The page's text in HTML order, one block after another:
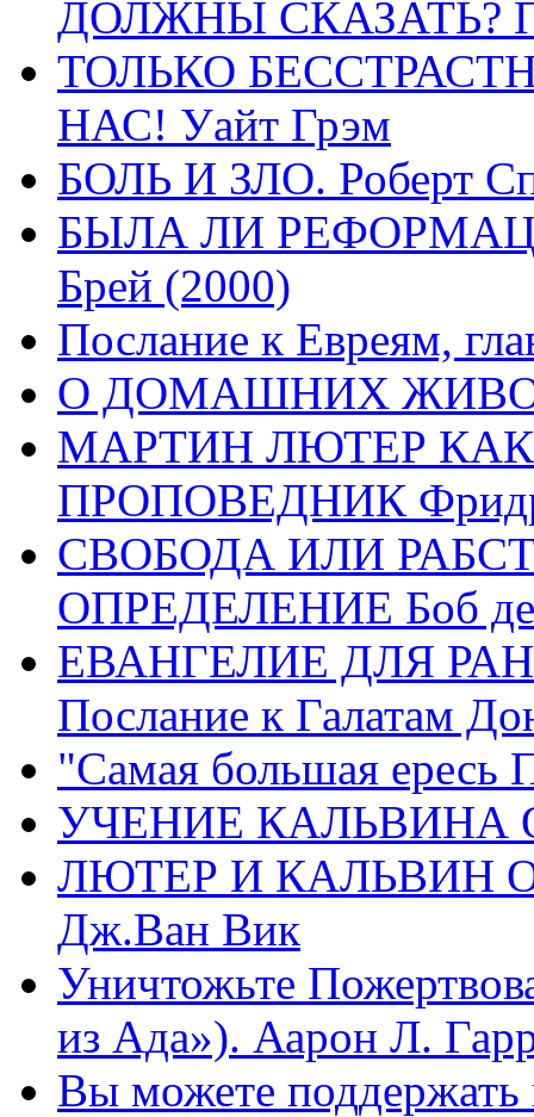
ДОЛЖНЫ СКАЗАТЬ?
ТОЛЬКО
НАС! Уайт Грэм
БОЛЬ И ЗЛО. Роберт
БЫЛА ЛИ
Брей (2000)
Послание к Евреям,
О ДОМАШНИХ
МАРТИН ЛЮТЕР
ПРОПОВЕДНИК
СВОБОДА ИЛИ
ОПРЕДЕЛЕНИЕ Боб де
ЕВАНГЕЛИЕ ДЛЯ
Послание к Галатам
"Самая большая ересь
УЧЕНИЕ КАЛЬВИНА
ЛЮТЕР И КАЛЬВИН
Дж.Ван Вик
Уничтожьте
из Ада»). Аарон Л.
Вы можете